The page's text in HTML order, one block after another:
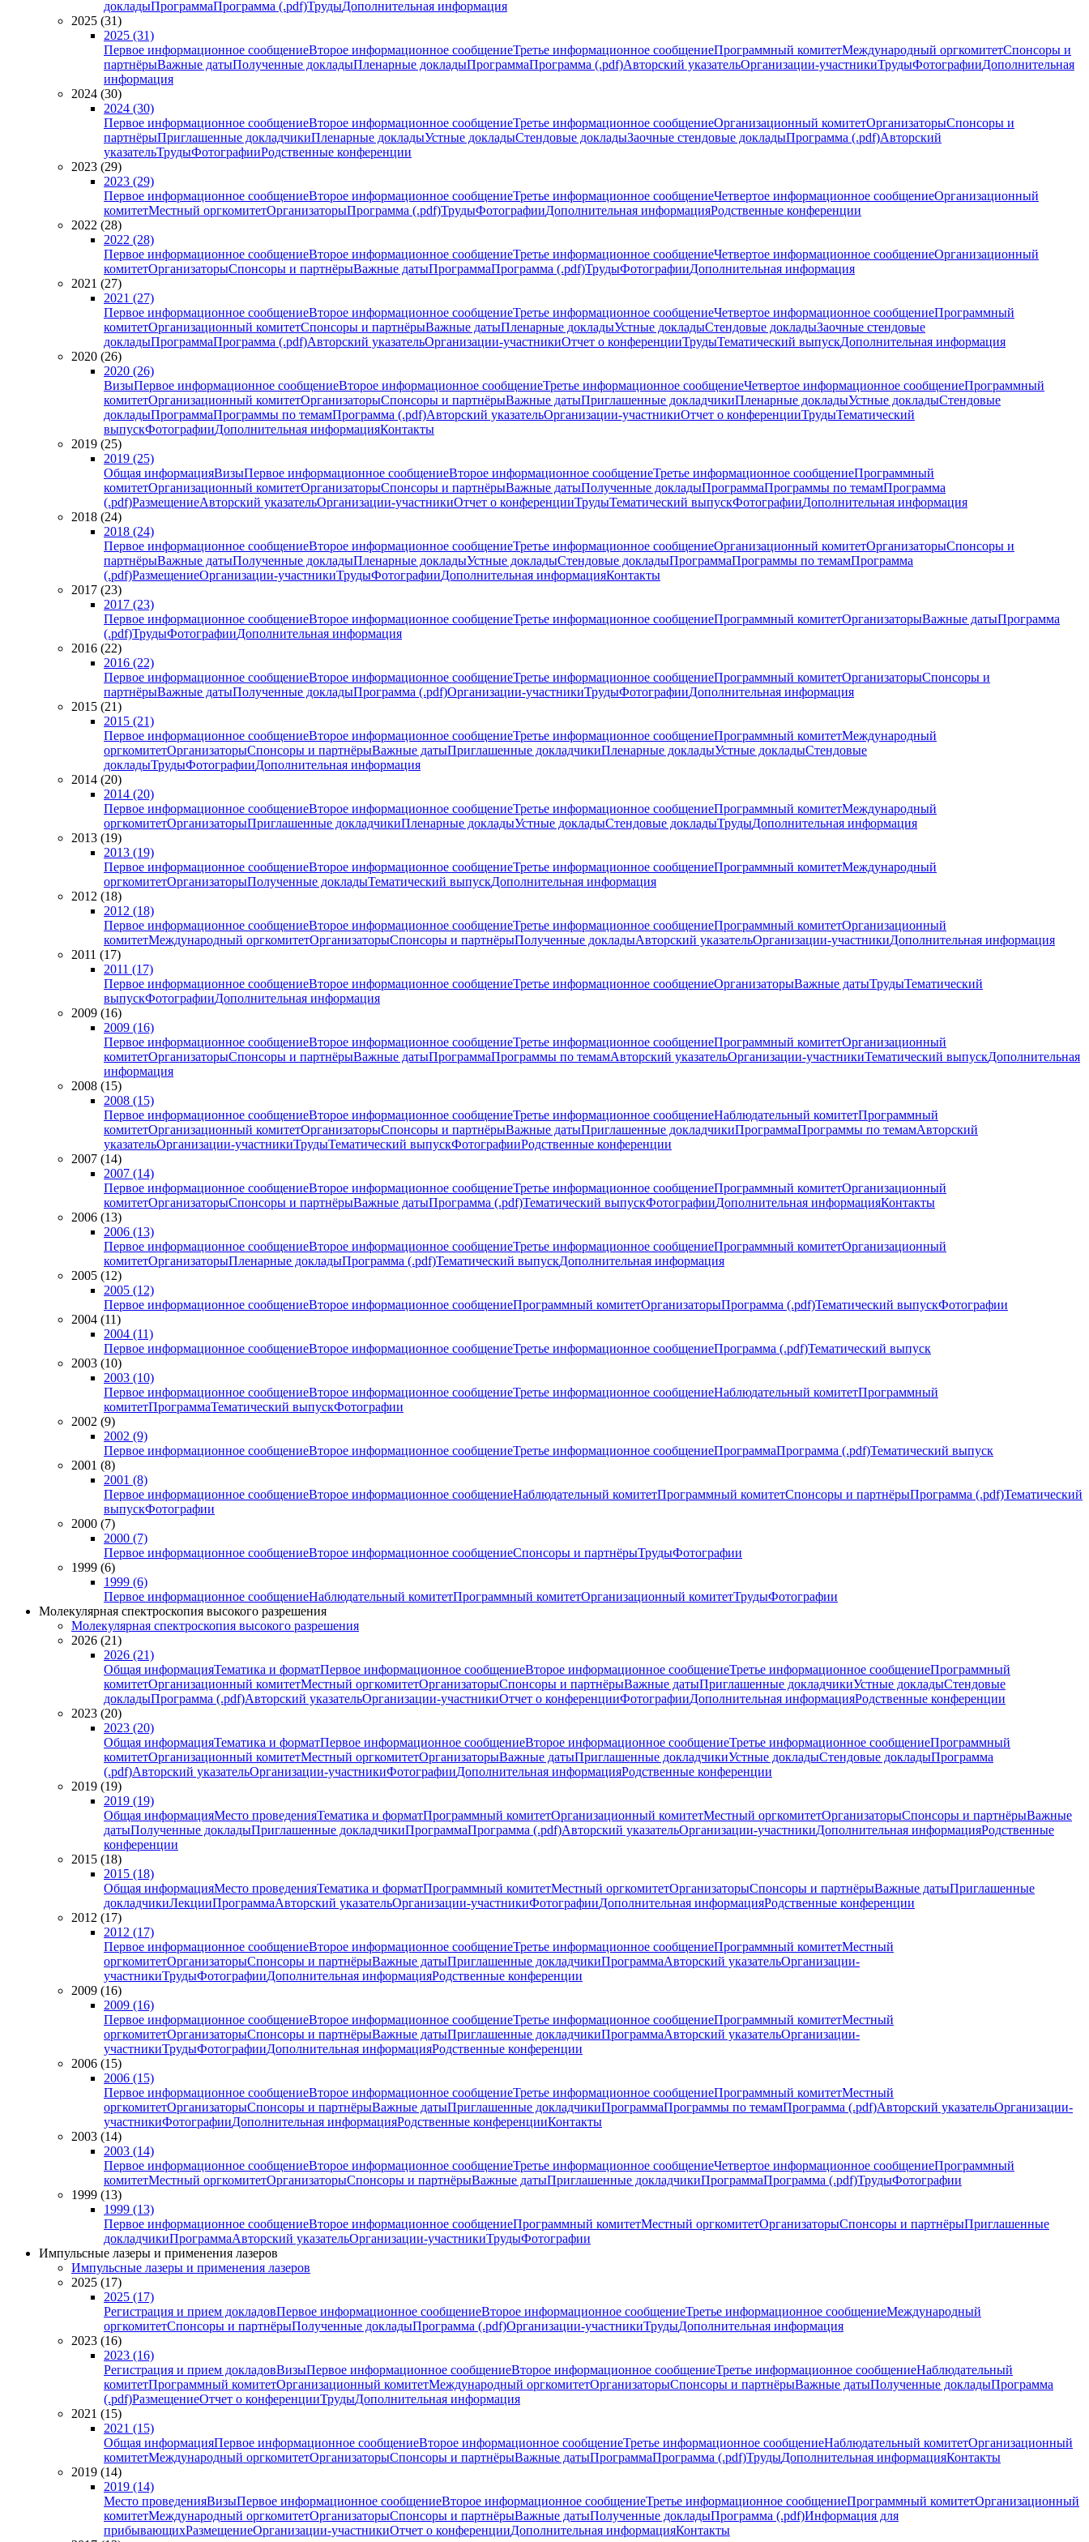
докладыПрограммаПрограмма (.pdf)ТрудыДополнительная информация
2025 (31)
2025 (31)
Первое информационное сообщениеВторое информационное сообщениеТретье информационное сообщениеПрограммный комитетМеждународный оргкомитетСпонсоры и
партнёрыВажные датыПолученные докладыПленарные докладыПрограммаПрограмма (.pdf)Авторский указательОрганизации-участникиТрудыФотографииДополнительная
информация
2024 (30)
2024 (30)
Первое информационное сообщениеВторое информационное сообщениеТретье информационное сообщениеОрганизационный комитетОрганизаторыСпонсоры и
партнёрыПриглашенные докладчикиПленарные докладыУстные докладыСтендовые докладыЗаочные стендовые докладыПрограмма (.pdf)Авторский
указательТрудыФотографииРодственные конференции
2023 (29)
2023 (29)
Первое информационное сообщениеВторое информационное сообщениеТретье информационное сообщениеЧетвертое информационное сообщениеОрганизационный
комитетМестный оргкомитетОрганизаторыПрограмма (.pdf)ТрудыФотографииДополнительная информацияРодственные конференции
2022 (28)
2022 (28)
Первое информационное сообщениеВторое информационное сообщениеТретье информационное сообщениеЧетвертое информационное сообщениеОрганизационный
комитетОрганизаторыСпонсоры и партнёрыВажные датыПрограммаПрограмма (.pdf)ТрудыФотографииДополнительная информация
2021 (27)
2021 (27)
Первое информационное сообщениеВторое информационное сообщениеТретье информационное сообщениеЧетвертое информационное сообщениеПрограммный
комитетОрганизационный комитетСпонсоры и партнёрыВажные датыПленарные докладыУстные докладыСтендовые докладыЗаочные стендовые
докладыПрограммаПрограмма (.pdf)Авторский указательОрганизации-участникиОтчет о конференцииТрудыТематический выпускДополнительная информация
2020 (26)
2020 (26)
ВизыПервое информационное сообщениеВторое информационное сообщениеТретье информационное сообщениеЧетвертое информационное сообщениеПрограммный
комитетОрганизационный комитетОрганизаторыСпонсоры и партнёрыВажные датыПриглашенные докладчикиПленарные докладыУстные докладыСтендовые
докладыПрограммаПрограммы по темамПрограмма (.pdf)Авторский указательОрганизации-участникиОтчет о конференцииТрудыТематический
выпускФотографииДополнительная информацияКонтакты
2019 (25)
2019 (25)
Общая информацияВизыПервое информационное сообщениеВторое информационное сообщениеТретье информационное сообщениеПрограммный
комитетОрганизационный комитетОрганизаторыСпонсоры и партнёрыВажные датыПолученные докладыПрограммаПрограммы по темамПрограмма
(.pdf)РазмещениеАвторский указательОрганизации-участникиОтчет о конференцииТрудыТематический выпускФотографииДополнительная информация
2018 (24)
2018 (24)
Первое информационное сообщениеВторое информационное сообщениеТретье информационное сообщениеОрганизационный комитетОрганизаторыСпонсоры и
партнёрыВажные датыПолученные докладыПленарные докладыУстные докладыСтендовые докладыПрограммаПрограммы по темамПрограмма
(.pdf)РазмещениеОрганизации-участникиТрудыФотографииДополнительная информацияКонтакты
2017 (23)
2017 (23)
Первое информационное сообщениеВторое информационное сообщениеТретье информационное сообщениеПрограммный комитетОрганизаторыВажные датыПрограмма
(.pdf)ТрудыФотографииДополнительная информация
2016 (22)
2016 (22)
Первое информационное сообщениеВторое информационное сообщениеТретье информационное сообщениеПрограммный комитетОрганизаторыСпонсоры и
партнёрыВажные датыПолученные докладыПрограмма (.pdf)Организации-участникиТрудыФотографииДополнительная информация
2015 (21)
2015 (21)
Первое информационное сообщениеВторое информационное сообщениеТретье информационное сообщениеПрограммный комитетМеждународный
оргкомитетОрганизаторыСпонсоры и партнёрыВажные датыПриглашенные докладчикиПленарные докладыУстные докладыСтендовые
докладыТрудыФотографииДополнительная информация
2014 (20)
2014 (20)
Первое информационное сообщениеВторое информационное сообщениеТретье информационное сообщениеПрограммный комитетМеждународный
оргкомитетОрганизаторыПриглашенные докладчикиПленарные докладыУстные докладыСтендовые докладыТрудыДополнительная информация
2013 (19)
2013 (19)
Первое информационное сообщениеВторое информационное сообщениеТретье информационное сообщениеПрограммный комитетМеждународный
оргкомитетОрганизаторыПолученные докладыТематический выпускДополнительная информация
2012 (18)
2012 (18)
Первое информационное сообщениеВторое информационное сообщениеТретье информационное сообщениеПрограммный комитетОрганизационный
комитетМеждународный оргкомитетОрганизаторыСпонсоры и партнёрыПолученные докладыАвторский указательОрганизации-участникиДополнительная информация
2011 (17)
2011 (17)
Первое информационное сообщениеВторое информационное сообщениеТретье информационное сообщениеОрганизаторыВажные датыТрудыТематический
выпускФотографииДополнительная информация
2009 (16)
2009 (16)
Первое информационное сообщениеВторое информационное сообщениеТретье информационное сообщениеПрограммный комитетОрганизационный
комитетОрганизаторыСпонсоры и партнёрыВажные датыПрограммаПрограммы по темамАвторский указательОрганизации-участникиТематический выпускДополнительная
информация
2008 (15)
2008 (15)
Первое информационное сообщениеВторое информационное сообщениеТретье информационное сообщениеНаблюдательный комитетПрограммный
комитетОрганизационный комитетОрганизаторыСпонсоры и партнёрыВажные датыПриглашенные докладчикиПрограммаПрограммы по темамАвторский
указательОрганизации-участникиТрудыТематический выпускФотографииРодственные конференции
2007 (14)
2007 (14)
Первое информационное сообщениеВторое информационное сообщениеТретье информационное сообщениеПрограммный комитетОрганизационный
комитетОрганизаторыСпонсоры и партнёрыВажные датыПрограмма (.pdf)Тематический выпускФотографииДополнительная информацияКонтакты
2006 (13)
2006 (13)
Первое информационное сообщениеВторое информационное сообщениеТретье информационное сообщениеПрограммный комитетОрганизационный
комитетОрганизаторыПленарные докладыПрограмма (.pdf)Тематический выпускДополнительная информация
2005 (12)
2005 (12)
Первое информационное сообщениеВторое информационное сообщениеПрограммный комитетОрганизаторыПрограмма (.pdf)Тематический выпускФотографии
2004 (11)
2004 (11)
Первое информационное сообщениеВторое информационное сообщениеТретье информационное сообщениеПрограмма (.pdf)Тематический выпуск
2003 (10)
2003 (10)
Первое информационное сообщениеВторое информационное сообщениеТретье информационное сообщениеНаблюдательный комитетПрограммный
комитетПрограммаТематический выпускФотографии
2002 (9)
2002 (9)
Первое информационное сообщениеВторое информационное сообщениеТретье информационное сообщениеПрограммаПрограмма (.pdf)Тематический выпуск
2001 (8)
2001 (8)
Первое информационное сообщениеВторое информационное сообщениеНаблюдательный комитетПрограммный комитетСпонсоры и партнёрыПрограмма (.pdf)Тематический
выпускФотографии
2000 (7)
2000 (7)
Первое информационное сообщениеВторое информационное сообщениеСпонсоры и партнёрыТрудыФотографии
1999 (6)
1999 (6)
Первое информационное сообщениеНаблюдательный комитетПрограммный комитетОрганизационный комитетТрудыФотографии
Молекулярная спектроскопия высокого разрешения
Молекулярная спектроскопия высокого разрешения
2026 (21)
2026 (21)
Общая информацияТематика и форматПервое информационное сообщениеВторое информационное сообщениеТретье информационное сообщениеПрограммный
комитетОрганизационный комитетМестный оргкомитетОрганизаторыСпонсоры и партнёрыВажные датыПриглашенные докладчикиУстные докладыСтендовые
докладыПрограмма (.pdf)Авторский указательОрганизации-участникиОтчет о конференцииФотографииДополнительная информацияРодственные конференции
2023 (20)
2023 (20)
Общая информацияТематика и форматПервое информационное сообщениеВторое информационное сообщениеТретье информационное сообщениеПрограммный
комитетОрганизационный комитетМестный оргкомитетОрганизаторыВажные датыПриглашенные докладчикиУстные докладыСтендовые докладыПрограмма
(.pdf)Авторский указательОрганизации-участникиФотографииДополнительная информацияРодственные конференции
2019 (19)
2019 (19)
Общая информацияМесто проведенияТематика и форматПрограммный комитетОрганизационный комитетМестный оргкомитетОрганизаторыСпонсоры и партнёрыВажные
датыПолученные докладыПриглашенные докладчикиПрограммаПрограмма (.pdf)Авторский указательОрганизации-участникиДополнительная информацияРодственные
конференции
2015 (18)
2015 (18)
Общая информацияМесто проведенияТематика и форматПрограммный комитетМестный оргкомитетОрганизаторыСпонсоры и партнёрыВажные датыПриглашенные
докладчикиЛекцииПрограммаАвторский указательОрганизации-участникиФотографииДополнительная информацияРодственные конференции
2012 (17)
2012 (17)
Первое информационное сообщениеВторое информационное сообщениеТретье информационное сообщениеПрограммный комитетМестный
оргкомитетОрганизаторыСпонсоры и партнёрыВажные датыПриглашенные докладчикиПрограммаАвторский указательОрганизации-
участникиТрудыФотографииДополнительная информацияРодственные конференции
2009 (16)
2009 (16)
Первое информационное сообщениеВторое информационное сообщениеТретье информационное сообщениеПрограммный комитетМестный
оргкомитетОрганизаторыСпонсоры и партнёрыВажные датыПриглашенные докладчикиПрограммаАвторский указательОрганизации-
участникиТрудыФотографииДополнительная информацияРодственные конференции
2006 (15)
2006 (15)
Первое информационное сообщениеВторое информационное сообщениеТретье информационное сообщениеПрограммный комитетМестный
оргкомитетОрганизаторыСпонсоры и партнёрыВажные датыПриглашенные докладчикиПрограммаПрограммы по темамПрограмма (.pdf)Авторский указательОрганизации-
участникиФотографииДополнительная информацияРодственные конференцииКонтакты
2003 (14)
2003 (14)
Первое информационное сообщениеВторое информационное сообщениеТретье информационное сообщениеЧетвертое информационное сообщениеПрограммный
комитетМестный оргкомитетОрганизаторыСпонсоры и партнёрыВажные датыПриглашенные докладчикиПрограммаПрограмма (.pdf)ТрудыФотографии
1999 (13)
1999 (13)
Первое информационное сообщениеВторое информационное сообщениеПрограммный комитетМестный оргкомитетОрганизаторыСпонсоры и партнёрыПриглашенные
докладчикиПрограммаАвторский указательОрганизации-участникиТрудыФотографии
Импульсные лазеры и применения лазеров
Импульсные лазеры и применения лазеров
2025 (17)
2025 (17)
Регистрация и прием докладовПервое информационное сообщениеВторое информационное сообщениеТретье информационное сообщениеМеждународный
оргкомитетСпонсоры и партнёрыПолученные докладыПрограмма (.pdf)Организации-участникиТрудыДополнительная информация
2023 (16)
2023 (16)
Регистрация и прием докладовВизыПервое информационное сообщениеВторое информационное сообщениеТретье информационное сообщениеНаблюдательный
комитетПрограммный комитетОрганизационный комитетМеждународный оргкомитетОрганизаторыСпонсоры и партнёрыВажные датыПолученные докладыПрограмма
(.pdf)РазмещениеОтчет о конференцииТрудыДополнительная информация
2021 (15)
2021 (15)
Общая информацияПервое информационное сообщениеВторое информационное сообщениеТретье информационное сообщениеНаблюдательный комитетОрганизационный
комитетМеждународный оргкомитетОрганизаторыСпонсоры и партнёрыВажные датыПрограммаПрограмма (.pdf)ТрудыДополнительная информацияКонтакты
2019 (14)
2019 (14)
Место проведенияВизыПервое информационное сообщениеВторое информационное сообщениеТретье информационное сообщениеПрограммный комитетОрганизационный
комитетМеждународный оргкомитетОрганизаторыСпонсоры и партнёрыВажные датыПолученные докладыПрограмма (.pdf)Информация для
прибывающихРазмещениеОрганизации-участникиОтчет о конференцииДополнительная информацияКонтакты